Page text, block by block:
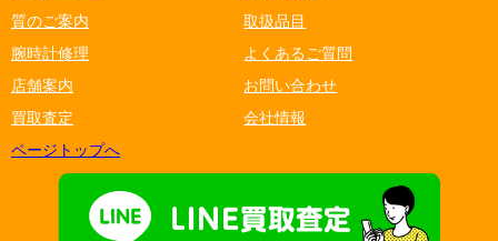
質のご案内
取扱品目
腕時計修理
よくあるご質問
店舗案内
お問い合わせ
買取査定
会社情報
ページトップへ